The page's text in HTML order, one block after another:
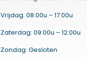
Vrijdag: 08:00u – 17:00u
Zaterdag: 09:00u – 12:00u
Zondag: Gesloten